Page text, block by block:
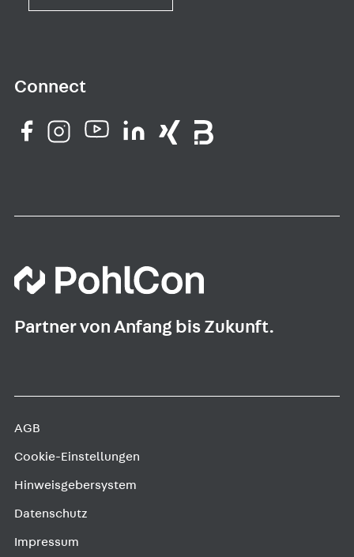
Connect
Partner von Anfang bis Zukunft.
AGB
Cookie-Einstellungen
Hinweisgebersystem
Datenschutz
Impressum